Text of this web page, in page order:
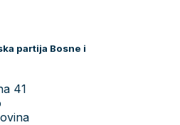
partija Bosne i
41